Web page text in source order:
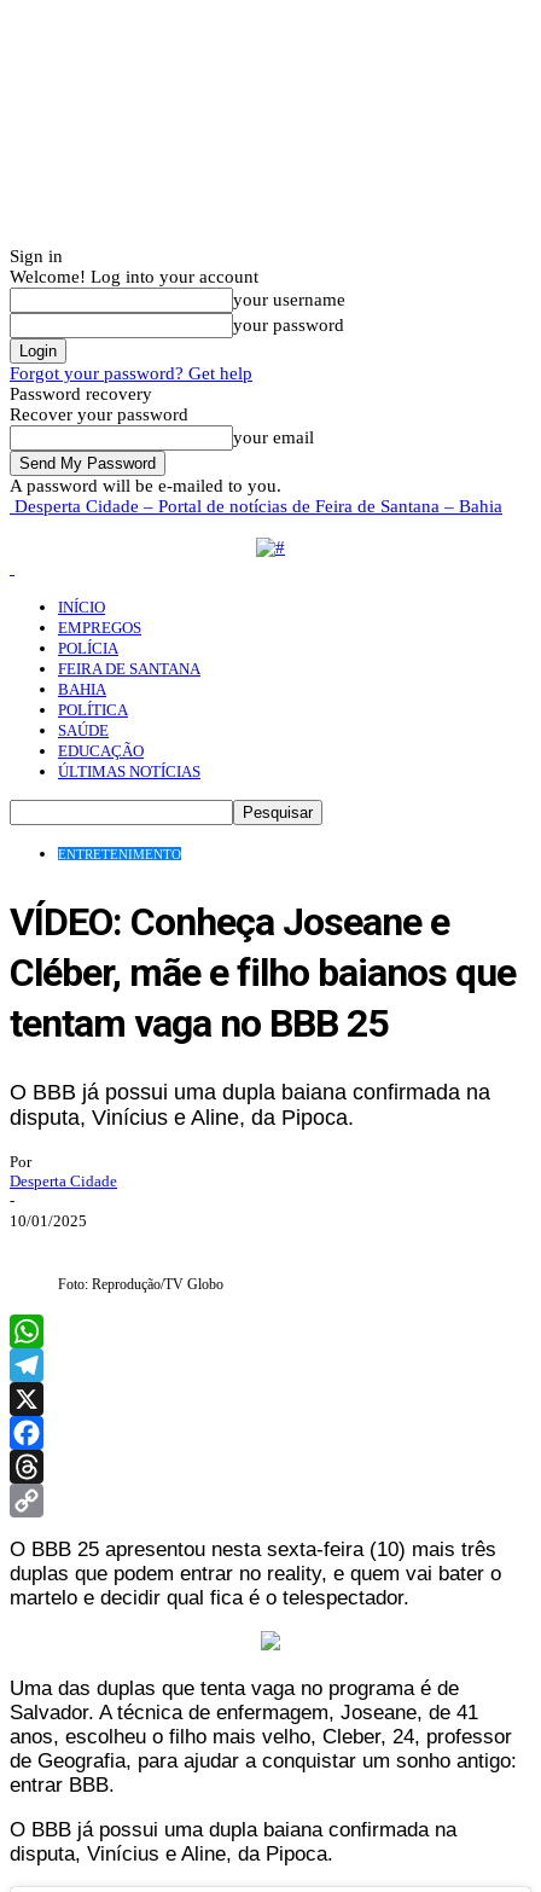
Sign in
Welcome! Log into your account
your username
your password
Forgot your password? Get help
Password recovery
Recover your password
your email
A password will be e-mailed to you.
Desperta Cidade – Portal de notícias de Feira de Santana – Bahia
INÍCIO
EMPREGOS
POLÍCIA
FEIRA DE SANTANA
BAHIA
POLÍTICA
SAÚDE
EDUCAÇÃO
ÚLTIMAS NOTÍCIAS
ENTRETENIMENTO
VÍDEO: Conheça Joseane e
Cléber, mãe e filho baianos que
tentam vaga no BBB 25
O BBB já possui uma dupla baiana confirmada na
disputa, Vinícius e Aline, da Pipoca.
Por
Desperta Cidade
-
10/01/2025
Foto: Reprodução/TV Globo
WhatsApp
Telegram
X
Facebook
Threads
Link
O BBB 25 apresentou nesta sexta-feira (10) mais três
duplas que podem entrar no reality, e quem vai bater o
martelo e decidir qual fica é o telespectador.
Uma das duplas que tenta vaga no programa é de
Salvador. A técnica de enfermagem, Joseane, de 41
anos, escolheu o filho mais velho, Cleber, 24, professor
de Geografia, para ajudar a conquistar um sonho antigo:
entrar BBB.
O BBB já possui uma dupla baiana confirmada na
disputa, Vinícius e Aline, da Pipoca.